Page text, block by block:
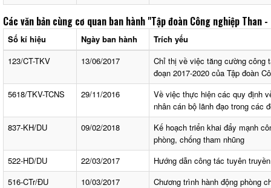
Các văn bản cùng cơ quan ban hành "Tập đoàn Công nghiệp Than
Số kí hiệu Ngày ban hành
Trích yếu
123/CT-TKV
13/06/2017
Chỉ thị về việc tăng cường công
đoạn 2017-2020 của Tập đoàn
5618/TKV-TCNS
29/11/2016
Về việc thực hiện các quy định
nhân cán bộ lãnh đạo trong các
837-KH/DU
09/02/2018
Kế hoạch triển khai đẩy mạnh
phòng, chống tham nhũng
522-HD/DU
22/03/2017
Hướng dẫn công tác tuyên
516-CTr/ĐU
10/03/2017 Chương trình hành động phòng